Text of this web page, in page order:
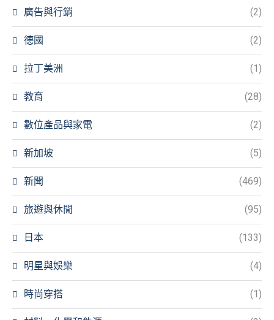
廣告與行銷 (2)
德國 (2)
拉丁美洲 (1)
教育 (28)
數位產品與家電 (2)
新加坡 (5)
新聞 (469)
旅遊與休閒 (95)
日本 (133)
明星與娛樂 (4)
時尚穿搭 (1)